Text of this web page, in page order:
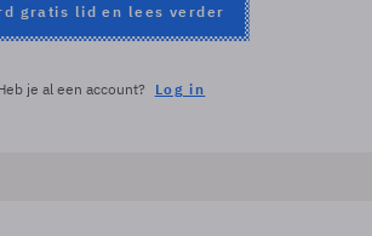
gratis lid en lees verder
je al een account? Log in